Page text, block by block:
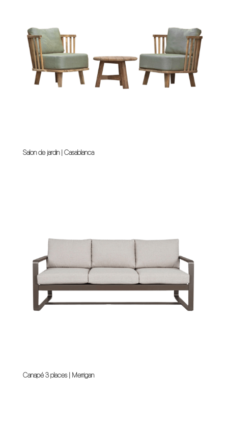
Salon de jardin | Casablanca
Canapé 3 places | Merrigan